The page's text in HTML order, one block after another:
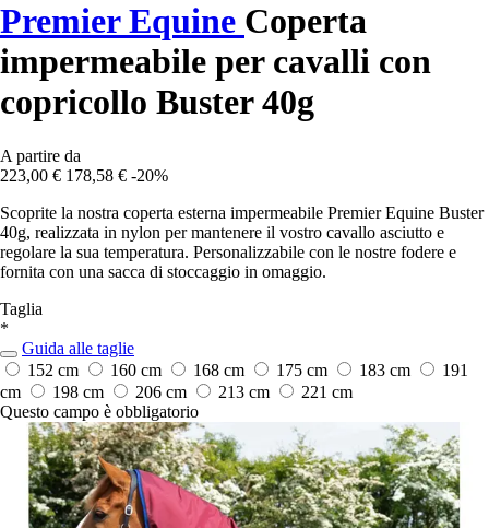
Premier Equine Coperta
impermeabile per cavalli con
copricollo Buster 40g
A partire da
223,00 € 178,58 € -20%
Scoprite la nostra coperta esterna impermeabile Premier Equine Buster
40g, realizzata in nylon per mantenere il vostro cavallo asciutto e
regolare la sua temperatura. Personalizzabile con le nostre fodere e
fornita con una sacca di stoccaggio in omaggio.
Taglia
*
Guida alle taglie
152 cm
160 cm 168 cm 175 cm 183 cm
191
cm
198 cm 206 cm 213 cm
221 cm
Questo campo è obbligatorio